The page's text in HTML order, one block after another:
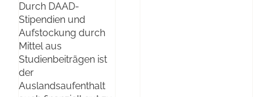
Durch DAAD-
Stipendien und
Aufstockung durch
Mittel aus
Studienbeiträgen ist
der
Auslandsaufenthalt